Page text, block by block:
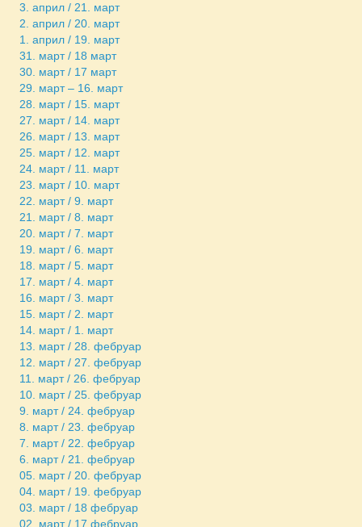
3. април / 21. март
2. април / 20. март
1. април / 19. март
31. март / 18 март
30. март / 17 март
29. март – 16. март
28. март / 15. март
27. март / 14. март
26. март / 13. март
25. март / 12. март
24. март / 11. март
23. март / 10. март
22. март / 9. март
21. март / 8. март
20. март / 7. март
19. март / 6. март
18. март / 5. март
17. март / 4. март
16. март / 3. март
15. март / 2. март
14. март / 1. март
13. март / 28. фебруар
12. март / 27. фебруар
11. март / 26. фебруар
10. март / 25. фебруар
9. март / 24. фебруар
8. март / 23. фебруар
7. март / 22. фебруар
6. март / 21. фебруар
05. март / 20. фебруар
04. март / 19. фебруар
03. март / 18 фебруар
02. март / 17 фебруар